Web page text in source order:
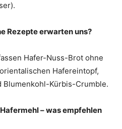
Rezepte erwarten uns?
Hafer-Nuss-Brot ohne
Hafereintopf,
Blumenkohl-Kürbis-Crumble.
– was empfehlen